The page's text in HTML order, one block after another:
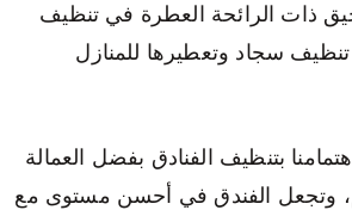
ذات الرائحة العطرة في تنظيف
سجاد وتعطيرها للمنازل
بتنظيف الفنادق بفضل العمالة
وتجعل الفندق في أحسن مستوى مع